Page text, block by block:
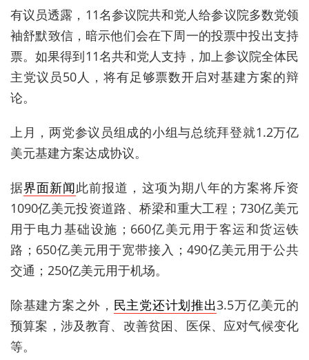
有议员透露，11名参议院共和党人给参议院多数党领
袖舒默致信，暗示他们会在下周一的投票中投出支持
票。如果得到11名共和党人支持，加上参议院全体民
主党议员50人，将有足够票数开启对基建方案的辩
论。
上月，两党参议员组成的小组与总统拜登就1.2万亿
美元基建方案达成协议。
据界面新闻此前报道，这项为期八年的方案将斥资
1090亿美元投资道路、桥梁和重大工程；730亿美元
用于电力基础设施；660亿美元用于客运和货运铁
路；650亿美元用于宽带接入；490亿美元用于公共
交通；250亿美元用于机场。
除基建方案之外， 民主党还计划推出3.5万亿美元的
预算案，涉及教育、改善贫困、医保、应对气候变化
等。